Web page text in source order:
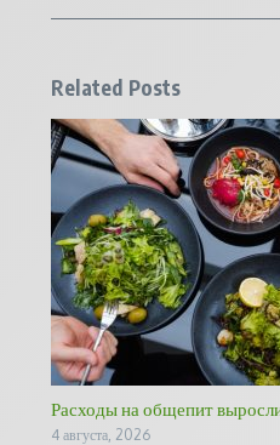
Related Posts
Расходы на общепит
4 августа, 2026